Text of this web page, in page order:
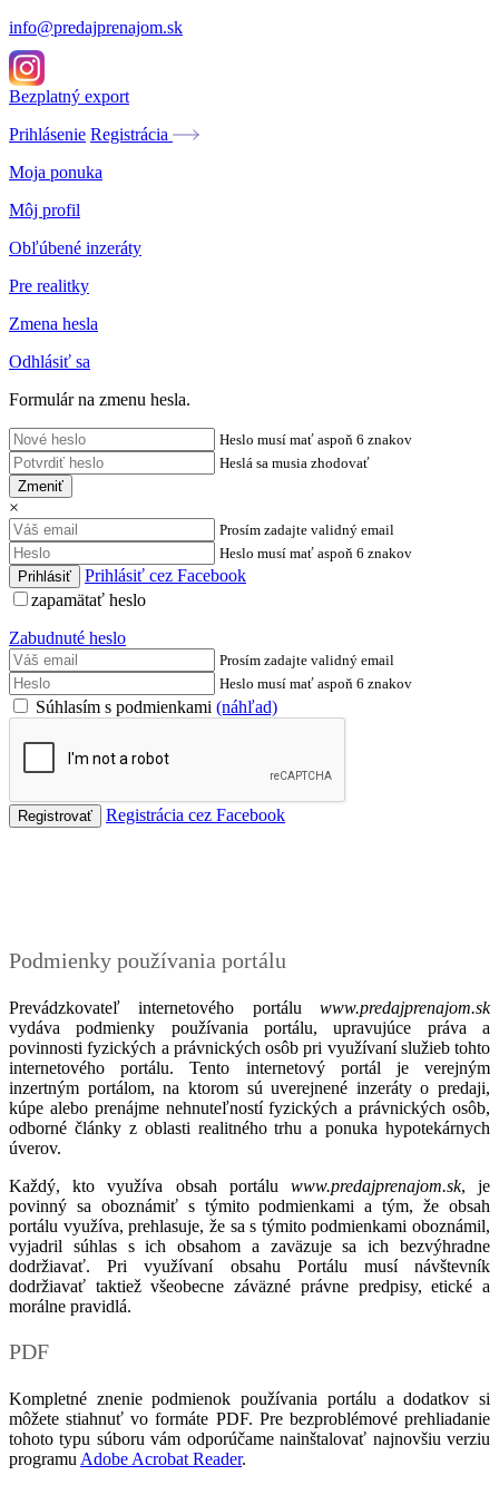
info@predajprenajom.sk
Bezplatný export
Prihlásenie Registrácia
Moja ponuka
Môj profil
Obľúbené inzeráty
Pre realitky
Zmena hesla
Odhlásiť sa
Formulár na zmenu hesla.
Heslo musí mať aspoň 6 znakov
Heslá sa musia zhodovať
Zmeniť
×
Prosím zadajte validný email
Heslo musí mať aspoň 6 znakov
Prihlásiť cez Facebook
zapamätať heslo
Zabudnuté heslo
Prosím zadajte validný email
Heslo musí mať aspoň 6 znakov
Súhlasím s podmienkami (náhľad)
Registrácia cez Facebook
Podmienky používania portálu
Prevádzkovateľ internetového portálu www.predajprenajom.sk
vydáva podmienky používania portálu, upravujúce práva a
povinnosti fyzických a právnických osôb pri využívaní služieb tohto
internetového portálu. Tento internetový portál je verejným
inzertným portálom, na ktorom sú uverejnené inzeráty o predaji,
kúpe alebo prenájme nehnuteľností fyzických a právnických osôb,
odborné články z oblasti realitného trhu a ponuka hypotekárnych
úverov.
Každý, kto využíva obsah portálu www.predajprenajom.sk, je
povinný sa oboznámiť s týmito podmienkami a tým, že obsah
portálu využíva, prehlasuje, že sa s týmito podmienkami oboznámil,
vyjadril súhlas s ich obsahom a zaväzuje sa ich bezvýhradne
dodržiavať. Pri využívaní obsahu Portálu musí návštevník
dodržiavať taktiež všeobecne záväzné právne predpisy, etické a
morálne pravidlá.
PDF
Kompletné znenie podmienok používania portálu a dodatkov si
môžete stiahnuť vo formáte PDF. Pre bezproblémové prehliadanie
tohoto typu súboru vám odporúčame nainštalovať najnovšiu verziu
programu Adobe Acrobat Reader.